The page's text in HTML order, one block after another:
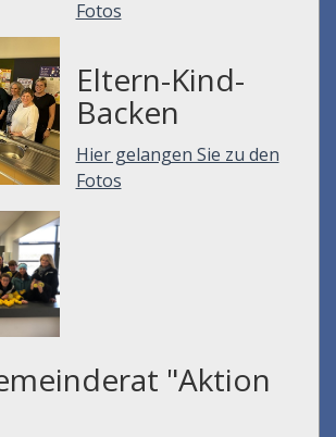
Fotos
Eltern-Kind-
Backen
Hier gelangen Sie zu den
Fotos
"Aktion